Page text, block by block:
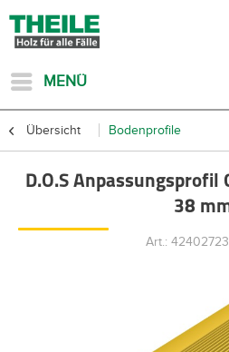
MENÜ
Übersicht Bodenprofile
D.O.S
38
Art.: